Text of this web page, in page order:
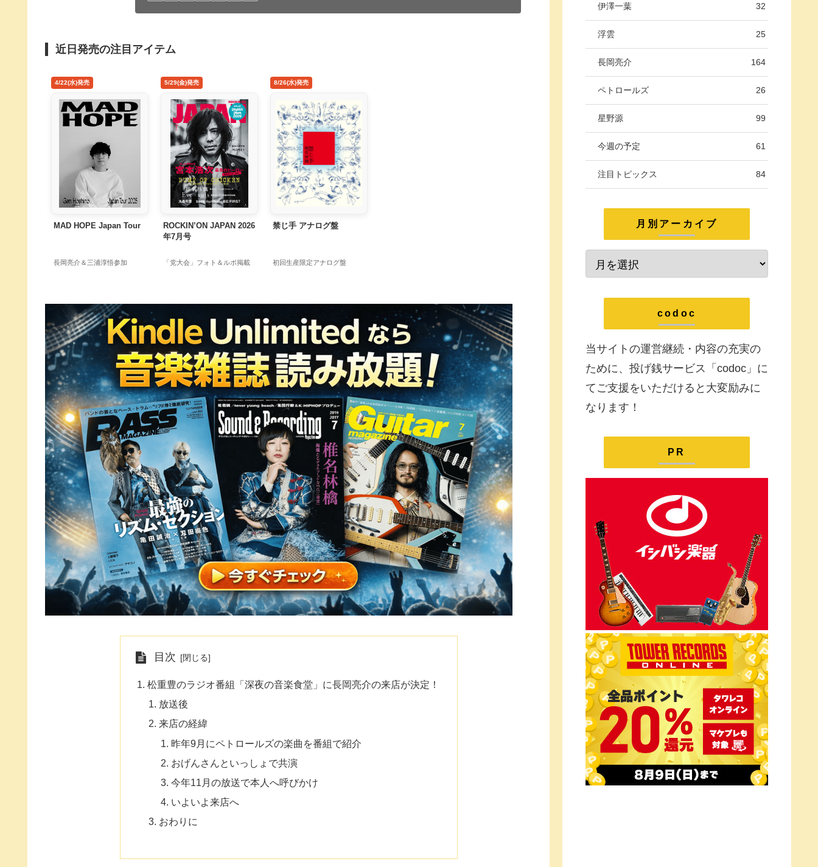
近日発売の注目アイテム
4/22(水)発売
MAD HOPE Japan Tour
長岡亮介＆三浦淳悟参加
5/29(金)発売
ROCKIN’ON JAPAN 2026
年7月号
「党大会」フォト＆ルポ掲載
8/26(水)発売
禁じ手 アナログ盤
初回生産限定アナログ盤
目次
松重豊のラジオ番組「深夜の音楽食堂」に長岡亮介の来店が決定！
放送後
来店の経緯
昨年9月にペトロールズの楽曲を番組で紹介
おげんさんといっしょで共演
今年11月の放送で本人へ呼びかけ
いよいよ来店へ
おわりに
伊澤一葉 32
浮雲 25
長岡亮介 164
ペトロールズ 26
星野源 99
今週の予定 61
注目トピックス 84
月別アーカイブ
codoc
当サイトの運営継続・内容の充実の
ために、投げ銭サービス「codoc」に
てご支援をいただけると大変励みに
なります！
PR